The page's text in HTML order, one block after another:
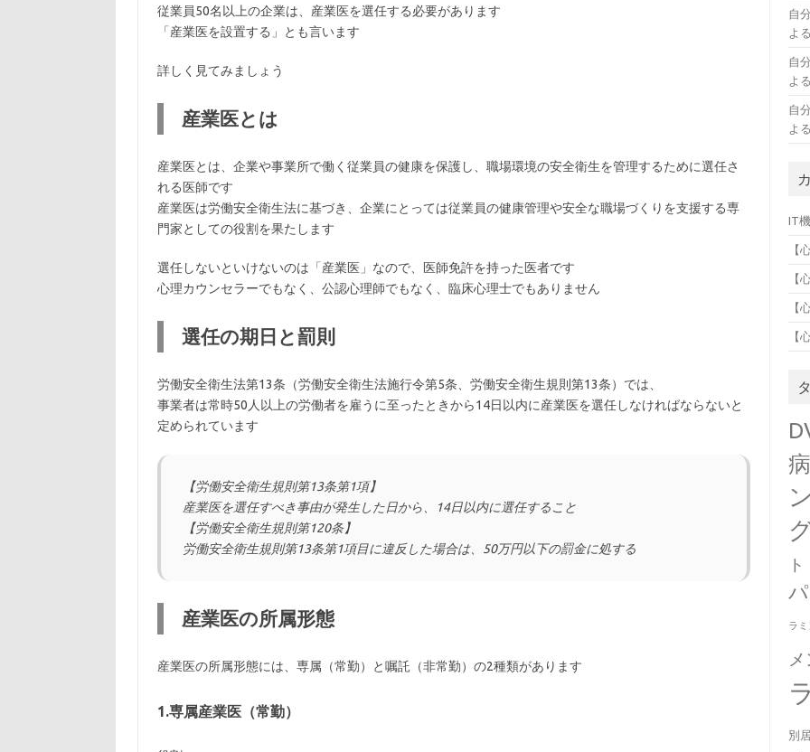
従業員50名以上の企業は、産業医を選任する必要があります
「産業医を設置する」とも言います
詳しく見てみましょう
産業医とは
産業医とは、企業や事業所で働く従業員の健康を保護し、職場環境の安全衛生を管理するために選任さ
れる医師です
産業医は労働安全衛生法に基づき、企業にとっては従業員の健康管理や安全な職場づくりを支援する専
門家としての役割を果たします
選任しないといけないのは「産業医」なので、医師免許を持った医者です
心理カウンセラーでもなく、公認心理師でもなく、臨床心理士でもありません
選任の期日と罰則
労働安全衛生法第13条（労働安全衛生法施行令第5条、労働安全衛生規則第13条）では、
事業者は常時50人以上の労働者を雇うに至ったときから14日以内に産業医を選任しなければならないと
定められています
【労働安全衛生規則第13条第1項】
産業医を選任すべき事由が発生した日から、14日以内に選任すること
【労働安全衛生規則第120条】
労働安全衛生規則第13条第1項目に違反した場合は、50万円以下の罰金に処する
産業医の所属形態
産業医の所属形態には、専属（常勤）と嘱託（非常勤）の2種類があります
1.専属産業医（常勤）
自
よ
自
よ
自
よ
IT
【
【
【
【
ト
ラ
別